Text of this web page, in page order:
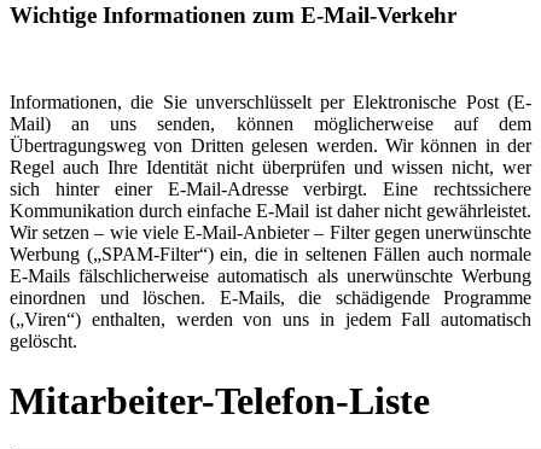
Wichtige Informationen zum E-Mail-Verkehr
Informationen, die Sie unverschlüsselt per Elektronische Post (E-
Mail) an uns senden, können möglicherweise auf dem
Übertragungsweg von Dritten gelesen werden. Wir können in der
Regel auch Ihre Identität nicht überprüfen und wissen nicht, wer
sich hinter einer E-Mail-Adresse verbirgt. Eine rechtssichere
Kommunikation durch einfache E-Mail ist daher nicht gewährleistet.
Wir setzen – wie viele E-Mail-Anbieter – Filter gegen unerwünschte
Werbung („SPAM-Filter“) ein, die in seltenen Fällen auch normale
E-Mails fälschlicherweise automatisch als unerwünschte Werbung
einordnen und löschen. E-Mails, die schädigende Programme
(„Viren“) enthalten, werden von uns in jedem Fall automatisch
gelöscht.
Mitarbeiter-Telefon-Liste